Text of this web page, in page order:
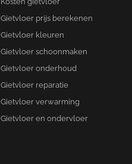
Gietvloer prijs berekenen
Gietvloer kleuren
Gietvloer schoonmaken
Gietvloer onderhoud
Gietvloer reparatie
Gietvloer verwarming
Gietvloer en ondervloer